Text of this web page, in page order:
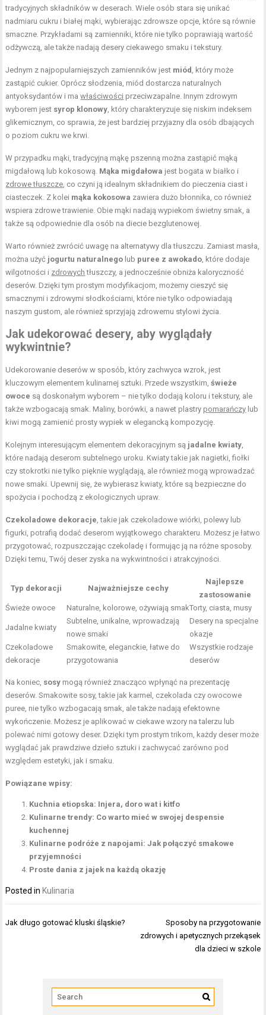
tradycyjnych składników w deserach. Wiele osób stara się unikać
nadmiaru cukru i białej mąki, wybierając zdrowsze opcje, które są równie
smaczne. Przykładami są zamienniki, które nie tylko poprawiają wartość
odżywczą, ale także nadają desery ciekawego smaku i tekstury.
Jednym z najpopularniejszych zamienników jest miód , który może
zastąpić cukier. Oprócz słodzenia, miód dostarcza naturalnych
antyoksydantów i mawłaściwości przeciwzapalne. Innym zdrowym
wyborem jest syrop klonowy, który charakteryzuje się niskim indeksem
glikemicznym, co sprawia, że jest bardziej przyjazny dla osób dbających
o poziom cukru we krwi.
W przypadku mąki, tradycyjną mąkę pszenną można zastąpić mąką
migdałową lub kokosową. Mąka migdałowa jest bogata w białko i
zdrowe tłuszcze, co czyni ją idealnym składnikiem do pieczenia ciast i
ciasteczek. Z kolei mąka kokosowa zawiera dużo błonnika, co również
wspiera zdrowe trawienie. Obie mąki nadają wypiekom świetny smak, a
także są odpowiednie dla osób na diecie bezglutenowej.
Warto również zwrócić uwagę na alternatywy dla tłuszczu. Zamiast masła,
można użyć jogurtu naturalnego lub puree z awokado, które dodaje
wilgotności i zdrowych tłuszczy, a jednocześnie obniża kaloryczność
deserów. Dzięki tym prostym modyfikacjom, możemy cieszyć się
smacznymi i zdrowymi słodkościami, które nie tylko odpowiadają
naszym gustom, ale również sprzyjają zdrowemu stylowi życia.
Jak udekorować desery, aby wyglądały
wykwintnie?
Udekorowanie deserów w sposób, który zachwyca wzrok, jest
kluczowym elementem kulinarnej sztuki. Przede wszystkim,świeże
owoce są doskonałym wyborem – nie tylko dodają koloru i tekstury, ale
także wzbogacają smak. Maliny, borówki, a nawet plastry pomarańczy lub
kiwi mogą zamienić prosty wypiek w elegancką kompozycję.
Kolejnym interesującym elementem dekoracyjnym są jadalne kwiaty,
które nadają deserom subtelnego uroku. Kwiaty takie jak nagietki, fiołki
czy stokrotki nie tylko pięknie wyglądają, ale również mogą wprowadzać
nowe smaki. Upewnij się, że wybierasz kwiaty, które są bezpieczne do
spożycia i pochodzą z ekologicznych upraw.
Czekoladowe dekoracje, takie jak czekoladowe wiórki, polewy lub
figurki, potrafią dodać deserom wyjątkowego charakteru. Możesz je łatwo
przygotować, rozpuszczając czekoladę i formując ją na różne sposoby.
Dzięki temu, Twój deser zyska na wykwintności i atrakcyjności.
Typ dekoracji Najważniejsze cechy
Najlepsze
zastosowanie
Świeże owoce
Naturalne, kolorowe, ożywiają smakTorty, ciasta, musy
Jadalne kwiaty
Subtelne, unikalne, wprowadzają
nowe smaki
Desery na specjalne
okazje
Czekoladowe
dekoracje
Smakowite, eleganckie, łatwe do
przygotowania
Wszystkie rodzaje
deserów
Na koniec, sosy mogą również znacząco wpłynąć na prezentację
deserów. Smakowite sosy, takie jak karmel, czekolada czy owocowe
puree, nie tylko wzbogacają smak, ale także nadają efektowne
wykończenie. Możesz je aplikować w ciekawe wzory na talerzu lub
polewać nimi gotowy deser. Dzięki tym prostym trikom, każdy deser może
wyglądać jak prawdziwe dzieło sztuki i zachwycać zarówno pod
względem estetyki, jak i smaku.
Powiązane wpisy:
Kuchnia etiopska: Injera, doro wat i kitfo
Kulinarne trendy: Co warto mieć w swojej despensie
kuchennej
Kulinarne podróże z napojami: Jak połączyć smakowe
przyjemności
Proste dania z jajek na każdą okazję
Posted in Kulinaria
Nawigacja
Jak długo gotować kluski śląskie?
Sposoby na przygotowanie
zdrowych i apetycznych przekąsek
dla dzieci w szkole